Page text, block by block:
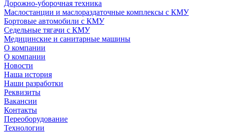
Дорожно-уборочная техника
Маслостанции и маслораздаточные комплексы с КМУ
Бортовые автомобили с КМУ
Седельные тягачи с КМУ
Медицинские и санитарные машины
О компании
О компании
Новости
Наша история
Наши разработки
Реквизиты
Вакансии
Контакты
Переоборудование
Технологии